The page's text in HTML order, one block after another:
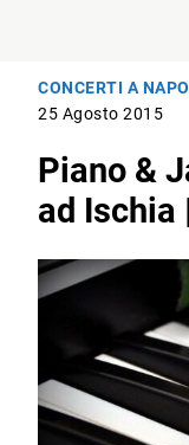
CONCERTI A
25 Agosto 2015
Piano &
ad Ischia